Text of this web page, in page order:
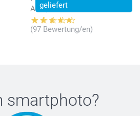
geliefert
Ab 9,95
(97 Bewertung/en)
smartphoto?